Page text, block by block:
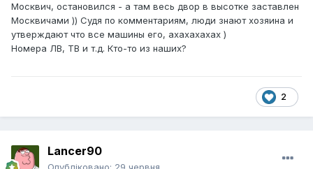
Москвич, остановился - а там весь двор в высотке заставлен
Москвичами )) Судя по комментариям, люди знают хозяина и
утверждают что все машины его, ахахахахах )
Номера ЛВ, ТВ и т.д. Кто-то из наших?
2
Lancer90